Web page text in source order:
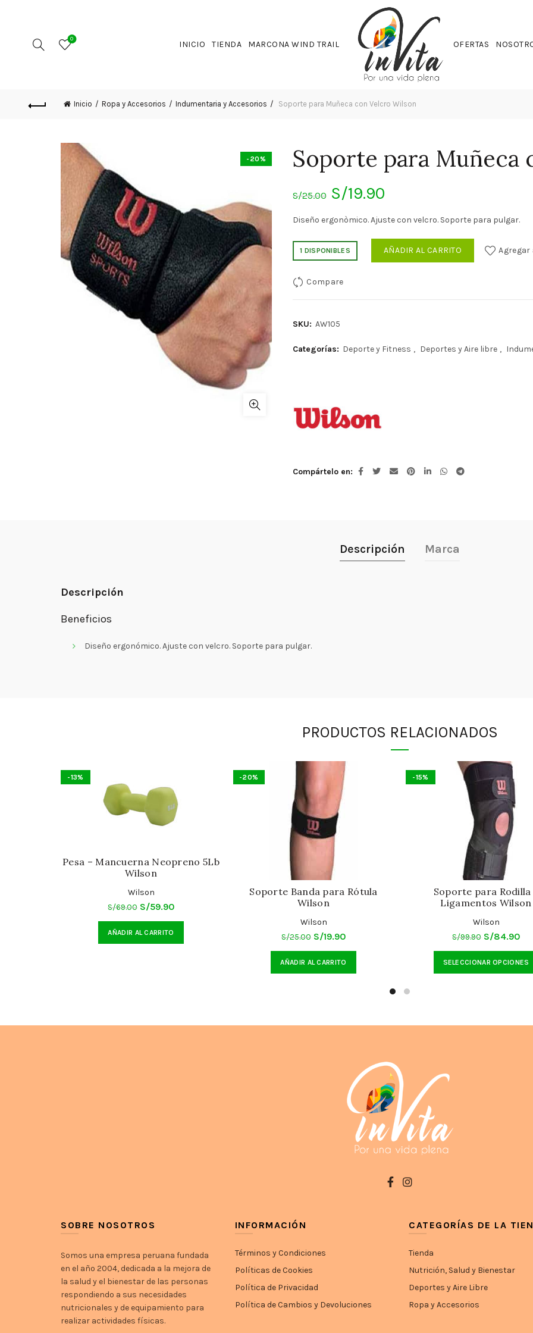
0
INICIO TIENDA MARCONA WIND TRAIL OFERTAS
Inicio Ropa y Accesorios Indumentaria y Accesorios Soporte para Muñeca con Velcro Wilson
-20% Soporte para Muñeca
S/25.00 El
precio
original
S/19.90
precio
actual
Diseño ergonòmico. Ajuste con velcro. Soporte para pulgar.
1 DISPONIBLES AÑADIR AL CARRITO Agregar
Compare
SKU: AW105
Categorías: Deporte y Fitness , Deportes y Aire libre ,
Compártelo en
Descripción Marca
Descripción
Beneficios
Diseño ergonómico. Ajuste con velcro. Soporte para pulgar.
PRODUCTOS RELACIONADOS
-13%
Pesa – Mancuerna Neopreno 5Lb
Wilson
Wilson
S/69.00 El
precio
original
S/59.90El
precio
AÑADIR AL CARRITO
-20%
Soporte Banda para Rótula
Wilson
Wilson
S/25.00 El
precio
original
S/19.90El
precio
actual
AÑADIR AL CARRITO
-15%
Soporte para Rodilla
Ligamentos Wilson
Wilson
S/99.90 El
precio
original
S/84.90El
SELECCIONAR OPCIONES
SOBRE NOSOTROS
Somos una empresa peruana fundada
en el año 2004, dedicada a la mejora de
la salud y el bienestar de las personas
respondiendo a sus necesidades
nutricionales y de equipamiento para
realizar actividades físicas.
INFORMACIÓN
Términos y Condiciones
Políticas de Cookies
Política de Privacidad
Política de Cambios y Devoluciones
CATEGORÍAS DE LA
Tienda
Nutrición, Salud y Bienestar
Deportes y Aire Libre
Ropa y Accesorios